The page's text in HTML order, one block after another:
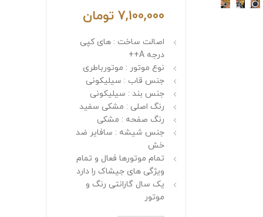
7,100,000 تومان
اصالت ساخت : های کپی
درجه A++
نوع موتور : موتورباطری
جنس قاب : سیلیکونی
جنس بند : سیلیکونی
رنگ اصلی : مشکی سفید
رنگ صفحه : مشکی
جنس شیشه : سافایر ضد
خش
تمام موتورها فعال و تمام
ویژگی های جیشاک را دارد
یک سال گارانتی رنگ و
موتور